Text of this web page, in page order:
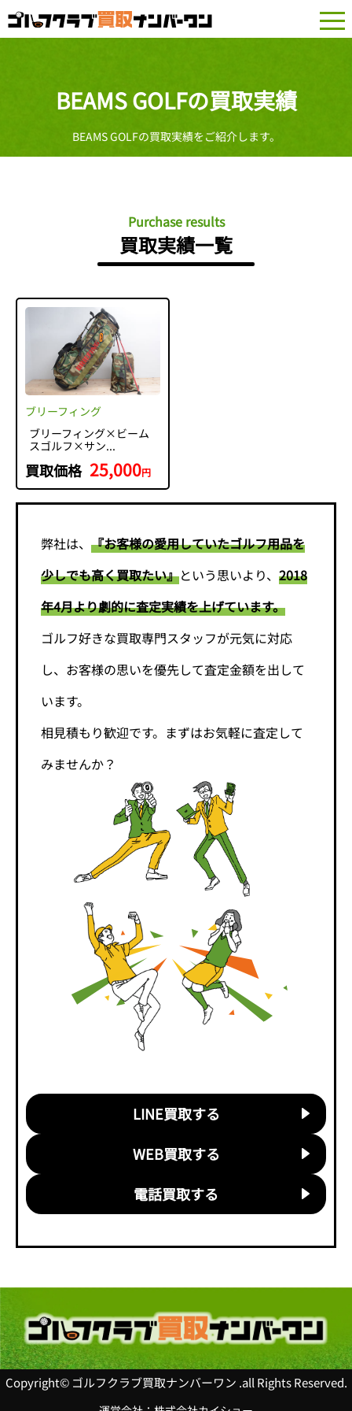
BEAMS GOLFの買取実績
BEAMS GOLFの買取実績をご紹介します。
Purchase results
買取実績一覧
ブリーフィング
ブリーフィング×ビーム
スゴルフ×サン...
買取価格 25,000円
弊社は、『お客様の愛用していたゴルフ用品を
少しでも高く買取たい』という思いより、2018
年4月より劇的に査定実績を上げています。
ゴルフ好きな買取専門スタッフが元気に対応
し、お客様の思いを優先して査定金額を出して
います。
相見積もり歓迎です。まずはお気軽に査定して
みませんか？
LINE買取する
WEB買取する
電話買取する
Copyright© ゴルフクラブ買取ナンバーワン .all Rights Reserved.